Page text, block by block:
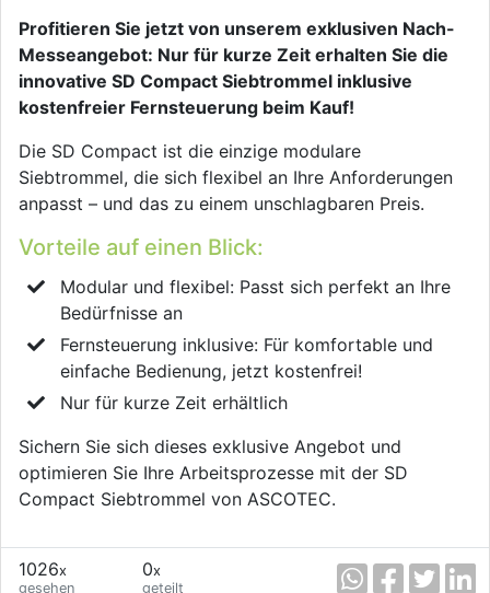
Profitieren Sie jetzt von unserem exklusiven Nach-
Messeangebot: Nur für kurze Zeit erhalten Sie die
innovative SD Compact Siebtrommel inklusive
kostenfreier Fernsteuerung beim Kauf!
Die SD Compact ist die einzige modulare
Siebtrommel, die sich flexibel an Ihre Anforderungen
anpasst – und das zu einem unschlagbaren Preis.
Vorteile auf einen Blick:
Modular und flexibel: Passt sich perfekt an Ihre
Bedürfnisse an
Fernsteuerung inklusive: Für komfortable und
einfache Bedienung, jetzt kostenfrei!
Nur für kurze Zeit erhältlich
Sichern Sie sich dieses exklusive Angebot und
optimieren Sie Ihre Arbeitsprozesse mit der SD
Compact Siebtrommel von ASCOTEC.
1026x
gesehen
0x
geteilt